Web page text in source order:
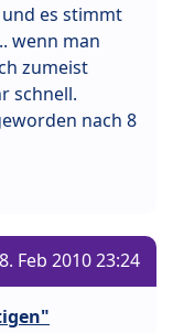
es stimmt
wenn man
zumeist
schnell.
nach 8
Feb 2010 23:24